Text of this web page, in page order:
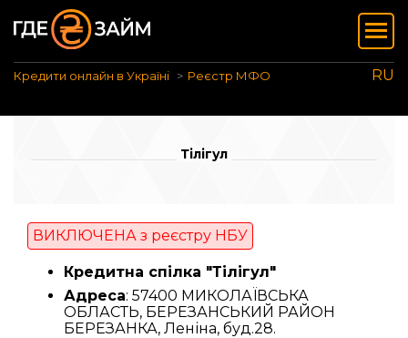
Кредити онлайн в Україні Реєстр МФО RU
Тілігул
ВИКЛЮЧЕНА з реєстру НБУ
Кредитна спілка "Тілігул"
Адреса: 57400 МИКОЛАЇВСЬКА
ОБЛАСТЬ, БЕРЕЗАНСЬКИЙ РАЙОН
БЕРЕЗАНКА, Леніна, буд.28.